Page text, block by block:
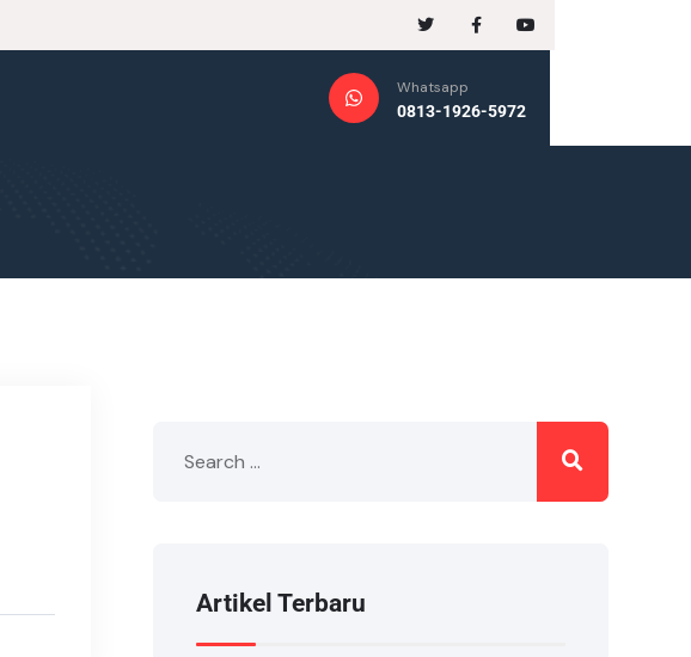
Whatsapp
0813-1926-5972
Artikel Terbaru